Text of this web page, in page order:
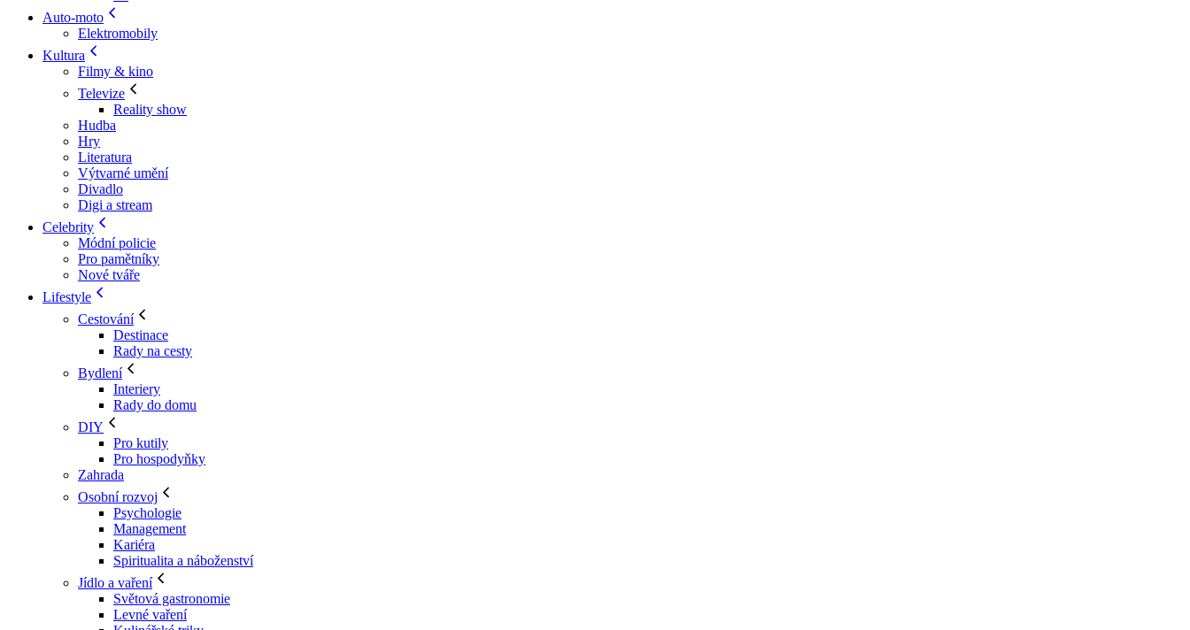
Auto-moto
Elektromobily
Kultura
Filmy & kino
Televize
Reality show
Hudba
Hry
Literatura
Výtvarné umění
Divadlo
Digi a stream
Celebrity
Módní policie
Pro pamětníky
Nové tváře
Lifestyle
Cestování
Destinace
Rady na cesty
Bydlení
Interiery
Rady do domu
DIY
Pro kutily
Pro hospodyňky
Zahrada
Osobní rozvoj
Psychologie
Management
Kariéra
Spiritualita a náboženství
Jídlo a vaření
Světová gastronomie
Levné vaření